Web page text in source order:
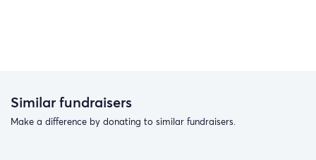
Similar fundraisers
Make a difference by donating to similar fundraisers.